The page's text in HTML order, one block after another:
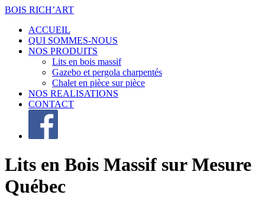
BOIS RICH’ART
ACCUEIL
QUI SOMMES-NOUS
NOS PRODUITS
Lits en bois massif
Gazebo et pergola charpentés
Chalet en pièce sur pièce
NOS REALISATIONS
CONTACT
Lits en Bois Massif sur Mesure
Québec